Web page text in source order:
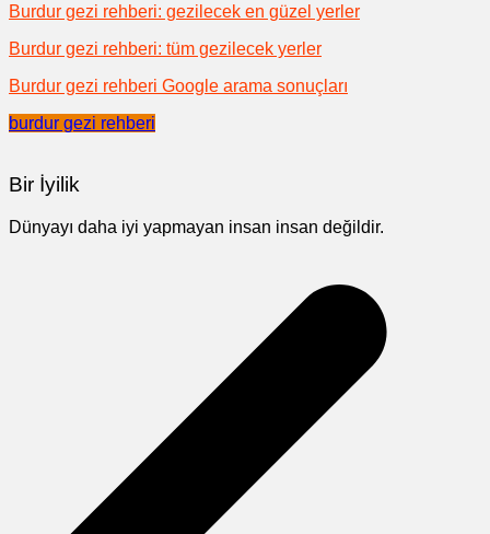
Burdur gezi rehberi: gezilecek en güzel yerler
Burdur gezi rehberi: tüm gezilecek yerler
Burdur gezi rehberi Google arama sonuçları
burdur gezi rehberi
Bir İyilik
Dünyayı daha iyi yapmayan insan insan değildir.